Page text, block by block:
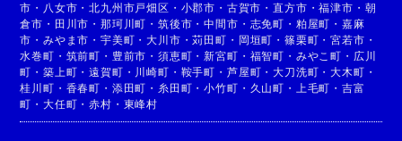
市 ・ 八女市 ・北九州市戸畑区 ・ 小郡市 ・ 古賀市 ・直方市 ・福津市 ・ 朝
倉市 ・ 田川市 ・那珂川町 ・筑後市 ・中間市 ・ 志免町 ・ 粕屋町 ・ 嘉麻
市 ・みやま市 ・宇美町 ・大川市 ・苅田町 ・ 岡垣町 ・ 篠栗町 ・宮若市 ・
水巻町 ・ 筑前町 ・ 豊前市 ・須恵町 ・新宮町 ・ 福智町 ・ みやこ町 ・ 広川
町 ・築上町 ・遠賀町 ・ 川崎町 ・ 鞍手町 ・ 芦屋町 ・大刀洗町 ・大木町 ・
桂川町 ・ 香春町 ・ 添田町 ・ 糸田町 ・小竹町 ・ 久山町 ・ 上毛町 ・ 吉富
町 ・大任町 ・赤村 ・ 東峰村